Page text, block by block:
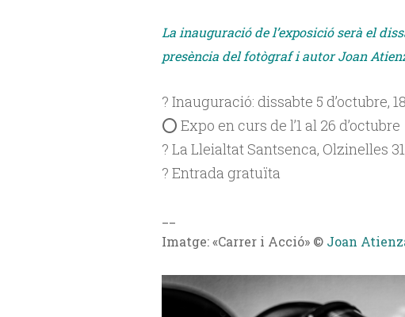
La inauguració de l’exposició serà el
presència del fotògraf i autor Joan
?️ Inauguració: dissabte 5 d’octubre,
⭕️ Expo en curs de l’1 al 26 d’octubre
? La Lleialtat Santsenca, Olzinelles
? Entrada gratuïta
Imatge: «Carrer i Acció» © Joan